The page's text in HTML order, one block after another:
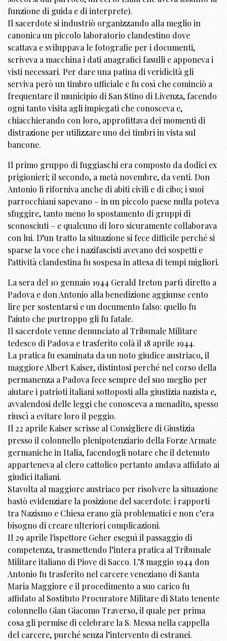
funzione di guida e di interprete).
Il sacerdote si industriò organizzando alla meglio in
canonica un piccolo laboratorio clandestino dove
scattava e sviluppava le fotografie per i documenti,
scriveva a macchina i dati anagrafici fasulli e apponeva i
visti necessari. Per dare una patina di veridicità gli
serviva però un timbro ufficiale e fu così che cominciò a
frequentare il municipio di San Stino di Livenza, facendo
ogni tanto visita agli impiegati che conosceva e,
chiacchierando con loro, approfittava dei momenti di
distrazione per utilizzare uno dei timbri in vista sul
bancone.
Il primo gruppo di fuggiaschi era composto da dodici ex
prigionieri; il secondo, a metà novembre, da venti. Don
Antonio li riforniva anche di abiti civili e di cibo; i suoi
parrocchiani sapevano – in un piccolo paese nulla poteva
sfuggire, tanto meno lo spostamento di gruppi di
sconosciuti – e qualcuno di loro sicuramente collaborava
con lui. D’un tratto la situazione si fece difficile perché si
sparse la voce che i nazifascisti avevano dei sospetti e
l’attività clandestina fu sospesa in attesa di tempi migliori.
La sera del 10 gennaio 1944 Gerald Ireton partì diretto a
Padova e don Antonio alla benedizione aggiunse cento
lire per sostentarsi e un documento falso: quello fu
l’aiuto che purtroppo gli fu fatale.
Il sacerdote venne denunciato al Tribunale Militare
tedesco di Padova e trasferito colà il 18 aprile 1944.
La pratica fu esaminata da un noto giudice austriaco, il
maggiore Albert Kaiser, distintosi perché nel corso della
permanenza a Padova fece sempre del suo meglio per
aiutare i patrioti italiani sottoposti alla giustizia nazista e,
avvalendosi delle leggi che conosceva a menadito, spesso
riuscì a evitare loro il peggio.
Il 22 aprile Kaiser scrisse al Consigliere di Giustizia
presso il colonnello plenipotenziario della Forze Armate
germaniche in Italia, facendogli notare che il detenuto
apparteneva al clero cattolico pertanto andava affidato ai
giudici italiani.
Stavolta al maggiore austriaco per risolvere la situazione
bastò evidenziare la posizione del sacerdote: i rapporti
tra Nazismo e Chiesa erano già problematici e non c’era
bisogno di creare ulteriori complicazioni.
Il 29 aprile l'ispettore Geher eseguì il passaggio di
competenza, trasmettendo l’intera pratica al Tribunale
Militare italiano di Piove di Sacco. L’8 maggio 1944 don
Antonio fu trasferito nel carcere veneziano di Santa
Maria Maggiore e il procedimento a suo carico fu
affidato al Sostituto Procuratore Militare di Stato tenente
colonnello Gian Giacomo Traverso, il quale per prima
cosa gli permise di celebrare la S. Messa nella cappella
del carcere, purché senza l’intervento di estranei.